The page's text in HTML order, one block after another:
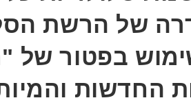
של הרשת
בפטור של
החדשות